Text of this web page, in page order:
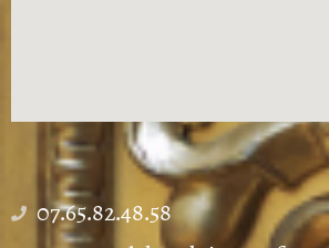
07.65.82.48.58